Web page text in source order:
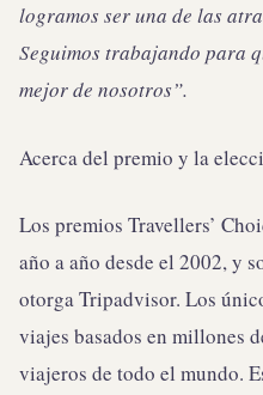
logramos ser una de las
Seguimos trabajando para
mejor de nosotros”.
Acerca del premio y la
Los premios Travellers’
año a año desde el 2002, y
otorga Tripadvisor. Los
viajes basados en millones
viajeros de todo el mundo.